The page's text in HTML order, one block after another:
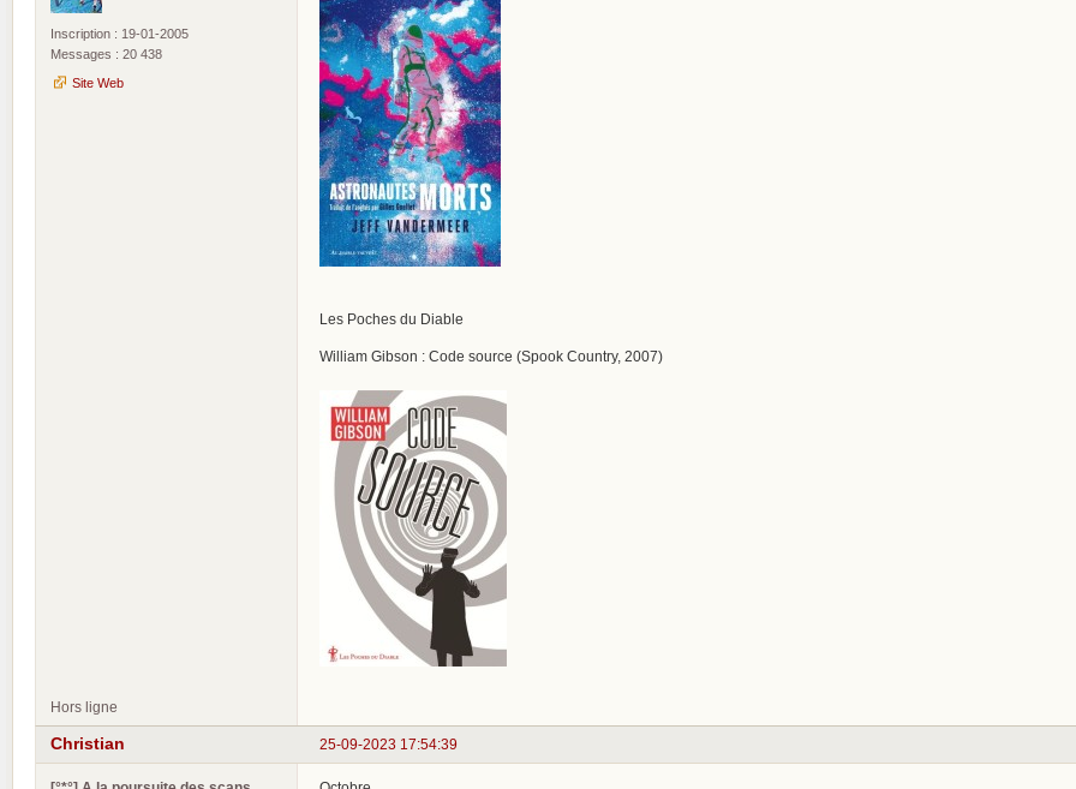
Inscription : 19-01-2005
Messages : 20 438
Site Web
Les Poches du Diable
William Gibson : Code source (Spook Country, 2007)
Hors ligne
25-09-2023 17:54:39
Christian